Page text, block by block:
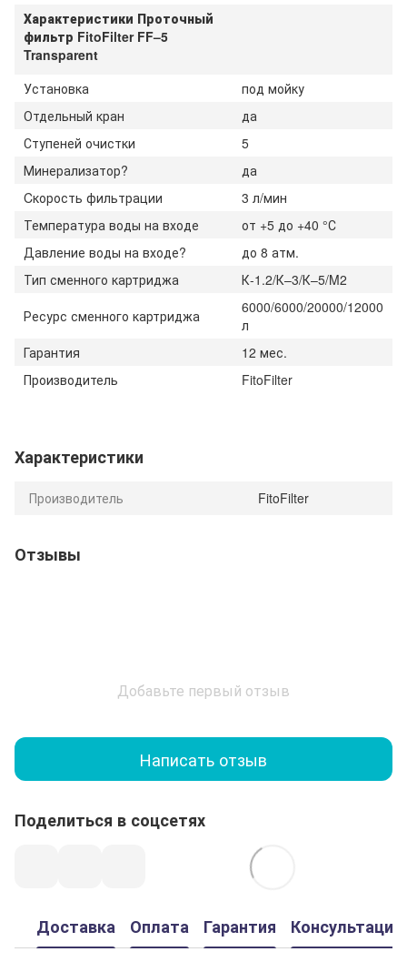
Характеристики Проточный
фильтр FitoFilter FF–5
Transparent
Установка
под мойку
Отдельный кран
да
Ступеней очистки
5
Минерализатор?
да
Cкорость фильтрации
3 л/мин
Температура воды на входе
от +5 до +40 °С
Давление воды на входе?
до 8 атм.
Тип сменного картриджа
К-1.2/К–3/К–5/M2
Ресурс сменного картриджа
6000/6000/20000/12000
л
Гарантия
12 мес.
Производитель
FitoFilter
Характеристики
Производитель FitoFilter
Отзывы
Добавьте первый отзыв
Написать отзыв
Поделиться в соцсетях
Доставка Оплата Гарантия Консультация